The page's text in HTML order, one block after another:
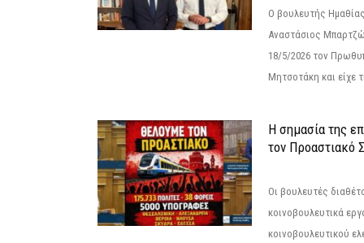
Ο βουλευτής
Αναστάσιος
18/5/2026 τον
Μητσοτάκη και είχε
Η σημασία της
τον Προαστιακό
Οι βουλευτές
κοινοβουλευτικά
κοινοβουλευτικού